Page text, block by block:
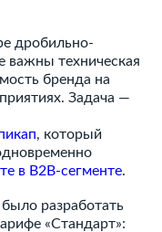
дробильно-
важны техническая
бренда на
Задача —
, который
в B2B-сегменте.
разработать
«Стандарт»: